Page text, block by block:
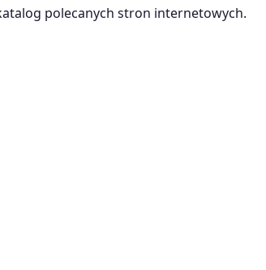
polecanych stron internetowych.